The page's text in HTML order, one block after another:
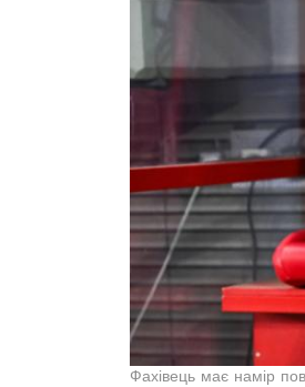
Фахівець має намір